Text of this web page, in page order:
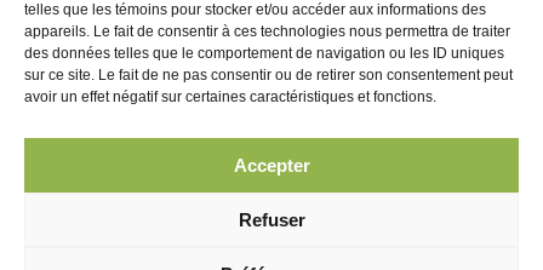
telles que les témoins pour stocker et/ou accéder aux informations des
appareils. Le fait de consentir à ces technologies nous permettra de traiter
des données telles que le comportement de navigation ou les ID uniques
sur ce site. Le fait de ne pas consentir ou de retirer son consentement peut
avoir un effet négatif sur certaines caractéristiques et fonctions.
Accepter
Refuser